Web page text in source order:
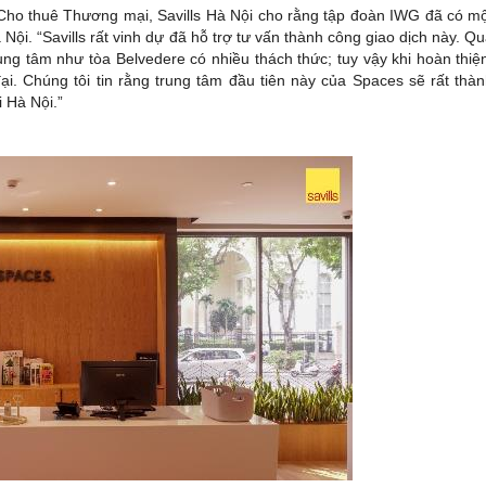
thuê Thương mại, Savills Hà Nội cho rằng tập đoàn IWG đã có
“Savills rất vinh dự đã hỗ trợ tư vấn thành công giao dịch này.
tâm như tòa Belvedere có nhiều thách thức; tuy vậy khi hoàn
Chúng tôi tin rằng trung tâm đầu tiên này của Spaces sẽ rất
Nội.”